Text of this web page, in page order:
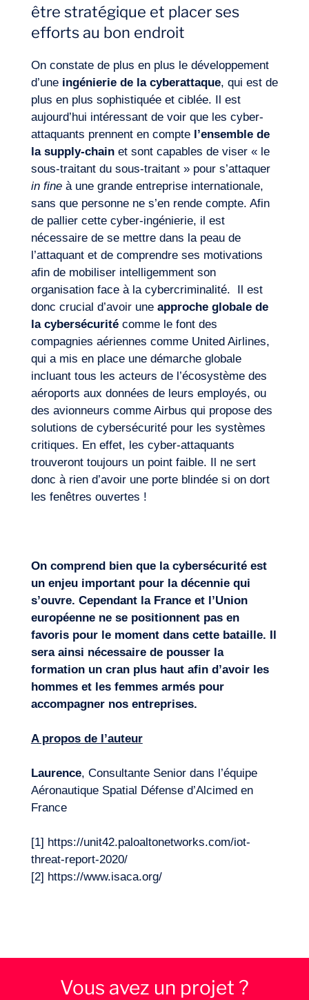
être stratégique et placer ses
efforts au bon endroit
On constate de plus en plus le développement
d’une ingénierie de la cyberattaque, qui est de
plus en plus sophistiquée et ciblée. Il est
aujourd’hui intéressant de voir que les cyber-
attaquants prennent en compte l’ensemble de
la supply-chainet sont capables de viser « le
sous-traitant du sous-traitant » pour s’attaquer
in fineà une grande entreprise internationale,
sans que personne ne s’en rende compte. Afin
de pallier cette cyber-ingénierie, il est
nécessaire de se mettre dans la peau de
l’attaquant et de comprendre ses motivations
afin de mobiliser intelligemment son
organisation face à la cybercriminalité. Il est
donc crucial d’avoir une approche globale de
la cybersécuritécomme le font des
compagnies aériennes comme United Airlines,
qui a mis en place une démarche globale
incluant tous les acteurs de l’écosystème des
aéroports aux données de leurs employés, ou
des avionneurs comme Airbus qui propose des
solutions de cybersécurité pour les systèmes
critiques. En effet, les cyber-attaquants
trouveront toujours un point faible. Il ne sert
donc à rien d’avoir une porte blindée si on dort
les fenêtres ouvertes !
On comprend bien que la cybersécurité est
un enjeu important pour la décennie qui
s’ouvre. Cependant la France et l’Union
européenne ne se positionnent pas en
favoris pour le moment dans cette bataille. Il
sera ainsi nécessaire de pousser la
formation un cran plus haut afin d’avoir les
hommes et les femmes armés pour
accompagner nos entreprises.
A propos de l’auteur
Laurence, Consultante Senior dans l’équipe
Aéronautique Spatial Défense d’Alcimed en
France
[1] https://unit42.paloaltonetworks.com/iot-
threat-report-2020/
[2] https://www.isaca.org/
Vous avez un projet ?